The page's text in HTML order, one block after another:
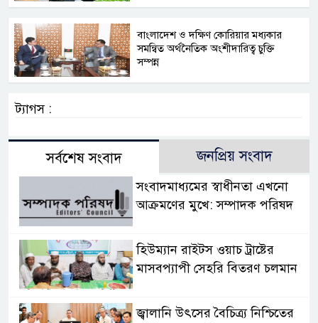
বাংলাদেশ ও দক্ষিণ কোরিয়ার মধ্যকার
সমন্বিত অর্থনৈতিক অংশীদারিত্ব চুক্তি
সম্পন্ন
ট্যাগস :
সর্বশেষ সংবাদ জনপ্রিয় সংবাদ
সংবাদমাধ্যমের স্বাধীনতা এখনো
আক্রমণের মুখে: সম্পাদক পরিষদ
হিউম্যান রাইটস ওয়াচ ট্রাষ্টের
মাসবপ্যাপী সেহরি বিতরণ চলমান
জ্বালানি উৎসের বৈচিত্র্য নিশ্চিতের